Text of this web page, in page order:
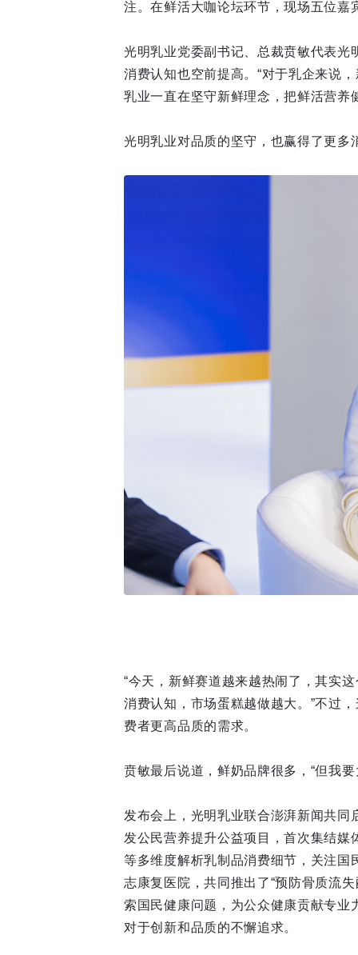
注。在鲜活大咖论坛环节，现场五位
光明乳业党委副书记、总裁贲敏代表
消费认知也空前提高。“对于乳企来说
乳业一直在坚守新鲜理念，把鲜活营养
光明乳业对品质的坚守，也赢得了更
“今天，新鲜赛道越来越热闹了，其实
消费认知，市场蛋糕越做越大。”不过
费者更高品质的需求。
贲敏最后说道，鲜奶品牌很多，“但我
发布会上，光明乳业联合澎湃新闻共
发公民营养提升公益项目，首次集结
等多维度解析乳制品消费细节，关注
志康复医院，共同推出了“预防骨质流
索国民健康问题，为公众健康贡献专
对于创新和品质的不懈追求。